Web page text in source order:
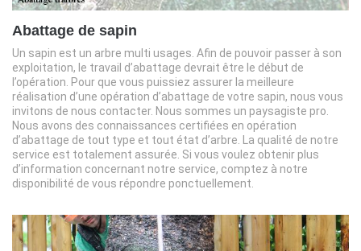
Abattage de sapin
Un sapin est un arbre multi usages. Afin de pouvoir passer à son
exploitation, le travail d’abattage devrait être le début de
l’opération. Pour que vous puissiez assurer la meilleure
réalisation d’une opération d’abattage de votre sapin, nous vous
invitons de nous contacter. Nous sommes un paysagiste pro.
Nous avons des connaissances certifiées en opération
d’abattage de tout type et tout état d’arbre. La qualité de notre
service est totalement assurée. Si vous voulez obtenir plus
d’information concernant notre service, comptez à notre
disponibilité de vous répondre ponctuellement.